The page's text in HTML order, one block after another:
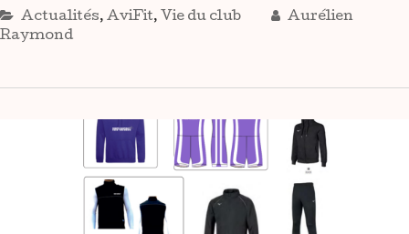
Actualités, AviFit, Vie du club
Aurélien
Raymond